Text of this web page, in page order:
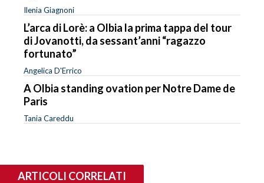
Ilenia Giagnoni
L’arca di Lorè: a Olbia la prima tappa del tour
di Jovanotti, da sessant’anni “ragazzo
fortunato”
Angelica D'Errico
A Olbia standing ovation per Notre Dame de
Paris
Tania Careddu
ARTICOLI CORRELATI